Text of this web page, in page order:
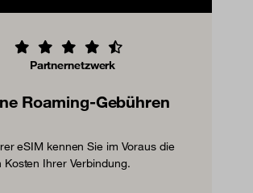
Partnernetzwerk
Roaming-Gebühren
eSIM kennen Sie im Voraus die
Kosten Ihrer Verbindung.